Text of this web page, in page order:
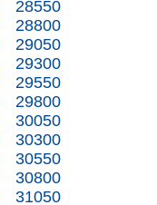
28550
28800
29050
29300
29550
29800
30050
30300
30550
30800
31050